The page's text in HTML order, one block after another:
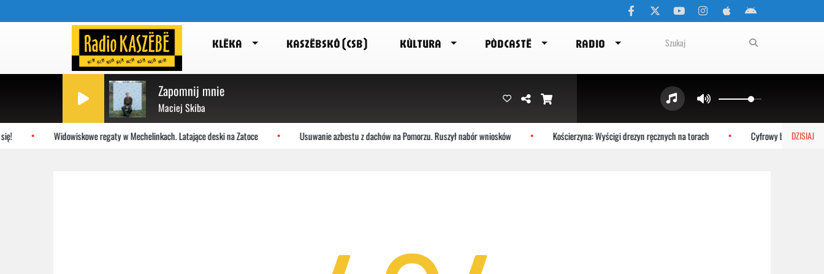
KLËKA KASZËBSKÔ (CSB) KÙLTURA PÒDCASTË RADIO
Zapomnij mnie
Maciej Skiba
DZISIAJ
Widowiskowe regaty w Mechelinkach. Latające deski na Zatoce Usuwanie azbestu z dachów na Pomorzu. Ruszył nabór wniosków Kościerzyna: Wyścigi drezyn ręcznych na torach Cyfrowy bliźniak